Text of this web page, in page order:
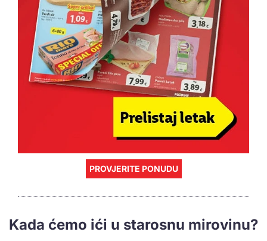
PROVJERITE PONUDU
Kada ćemo ići u starosnu mirovinu?